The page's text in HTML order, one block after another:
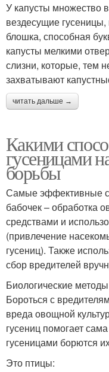
У капусты множество
вездесущие гусеницы,
блошка, способная
капусты мелкими
слизни, которые, тем
захватывают
читать дальше →
Какими
гусеницами
борьбы
Самые эффективные
бабочек – обработка
средствами и
(привлечение
гусениц). Также
сбор вредителей
Биологические методы
Бороться с
вреда овощной
гусениц помогает
гусеницами борются
Это птицы: